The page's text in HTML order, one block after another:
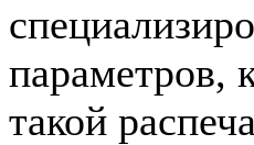
параметров,
такой